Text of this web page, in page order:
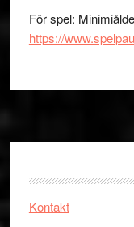
För spel:
https://
Kontakt